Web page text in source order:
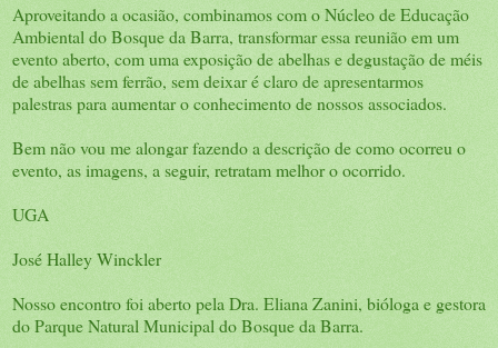
Aproveitando a ocasião, combinamos com o Núcleo de Educação
Ambiental do Bosque da Barra, transformar essa reunião em um
evento aberto, com uma exposição de abelhas e degustação de méis
de abelhas sem ferrão, sem deixar é claro de apresentarmos
palestras para aumentar o conhecimento de nossos associados.
Bem não vou me alongar fazendo a descrição de como ocorreu o
evento, as imagens, a seguir, retratam melhor o ocorrido.
UGA
José Halley Winckler
Nosso encontro foi aberto pela Dra. Eliana Zanini, bióloga e gestora
do Parque Natural Municipal do Bosque da Barra.